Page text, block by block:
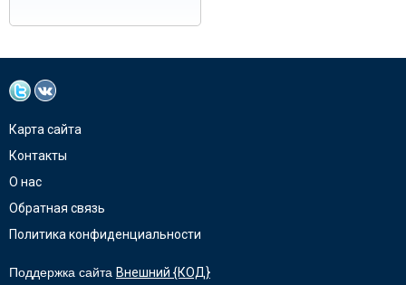
Карта сайта
Контакты
О нас
Обратная связь
Политика конфиденциальности
Поддержка сайта Внешний {КОД}